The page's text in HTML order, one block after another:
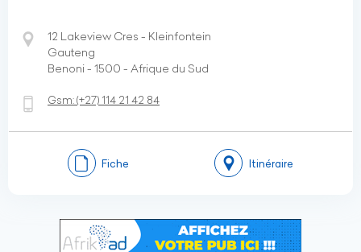
12 Lakeview Cres - Kleinfontein
Gauteng
Benoni - 1500 - Afrique du Sud
Gsm:(+27) 114 21 42 84
Fiche Itinéraire